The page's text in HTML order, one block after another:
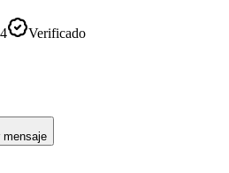
Verificado
mensaje